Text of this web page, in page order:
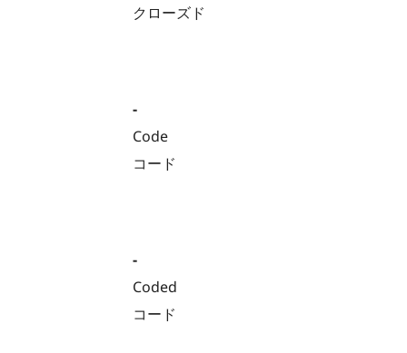
クローズド
-
Code
コード
-
Coded
コード